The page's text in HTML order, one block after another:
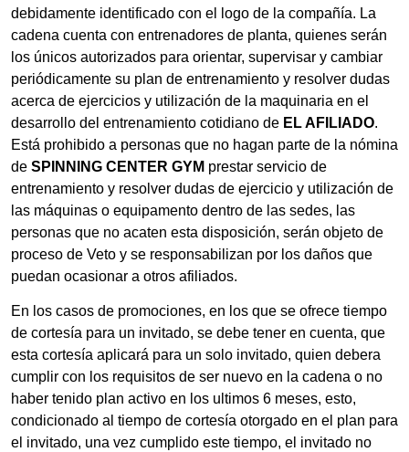
debidamente identificado con el logo de la compañía. La
cadena cuenta con entrenadores de planta, quienes serán
los únicos autorizados para orientar, supervisar y cambiar
periódicamente su plan de entrenamiento y resolver dudas
acerca de ejercicios y utilización de la maquinaria en el
desarrollo del entrenamiento cotidiano de EL AFILIADO.
Está prohibido a personas que no hagan parte de la nómina
de SPINNING CENTER GYM prestar servicio de
entrenamiento y resolver dudas de ejercicio y utilización de
las máquinas o equipamento dentro de las sedes, las
personas que no acaten esta disposición, serán objeto de
proceso de Veto y se responsabilizan por los daños que
puedan ocasionar a otros afiliados.
En los casos de promociones, en los que se ofrece tiempo
de cortesía para un invitado, se debe tener en cuenta, que
esta cortesía aplicará para un solo invitado, quien debera
cumplir con los requisitos de ser nuevo en la cadena o no
haber tenido plan activo en los ultimos 6 meses, esto,
condicionado al tiempo de cortesía otorgado en el plan para
el invitado, una vez cumplido este tiempo, el invitado no